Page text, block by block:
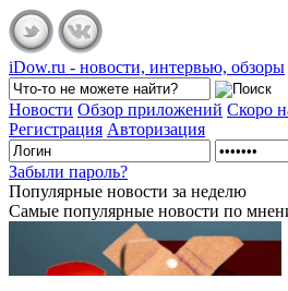
iDow.ru - новости, интервью, обзоры
Новости Обзор приложений Скоро
Регистрация Авторизация
Забыли пароль?
Популярные новости за неделю
Самые популярные новости по